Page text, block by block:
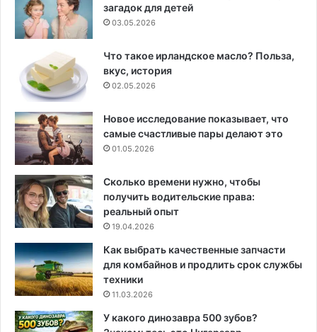
загадок для детей
03.05.2026
Что такое ирландское масло? Польза,
вкус, история
02.05.2026
Новое исследование показывает, что
самые счастливые пары делают это
01.05.2026
Сколько времени нужно, чтобы
получить водительские права:
реальный опыт
19.04.2026
Как выбрать качественные запчасти
для комбайнов и продлить срок службы
техники
11.03.2026
У какого динозавра 500 зубов?